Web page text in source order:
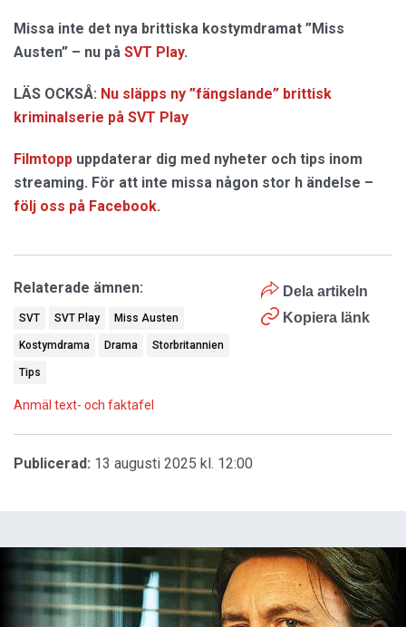
Missa inte det nya brittiska kostymdramat ”Miss
Austen” – nu på SVT Play.
LÄS OCKSÅ: Nu släpps ny ”fängslande” brittisk
kriminalserie på SVT Play
Filmtopp uppdaterar dig med nyheter och tips inom
streaming. För att inte missa någon stor h ändelse –
följ oss på Facebook.
Dela artikeln
Kopiera länk
Relaterade ämnen:
SVT SVT Play Miss Austen
Kostymdrama Drama Storbritannien
Tips
Anmäl text- och faktafel
Publicerad: 13 augusti 2025 kl. 12:00